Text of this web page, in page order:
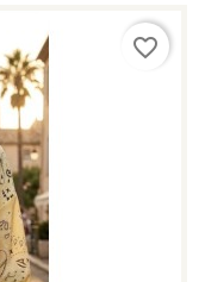
favorite_border